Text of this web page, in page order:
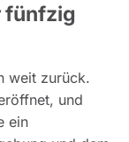
fünfzig
weit zurück.
und
ein